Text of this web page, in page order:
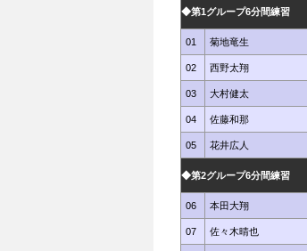
◆第1グループ6分間練習
01 菊地竜生
02 西野太翔
03 大村健太
04 佐藤和那
05 花井広人
◆第2グループ6分間練習
06 本田大翔
07 佐々木晴也